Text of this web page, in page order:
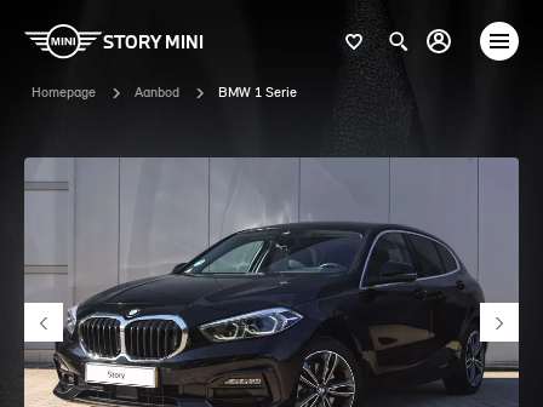
STORY MINI
Homepage Aanbod BMW 1 Serie